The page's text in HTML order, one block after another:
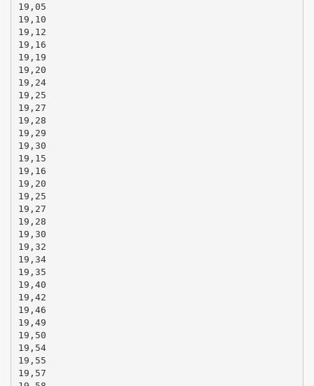
19,05
19,10
19,12
19,16
19,19
19,20
19,24
19,25
19,27
19,28
19,29
19,30
19,15
19,16
19,20
19,25
19,27
19,28
19,30
19,32
19,34
19,35
19,40
19,42
19,46
19,49
19,50
19,54
19,55
19,57